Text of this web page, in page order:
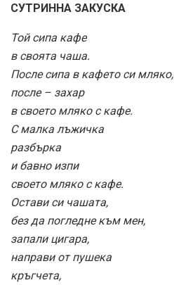
СУТРИННА ЗАКУСКА
Той сипа кафе
в своята чаша.
После сипа в кафето си мляко,
после – захар
в своето мляко с кафе.
С малка лъжичка
разбърка
и бавно изпи
своето мляко с кафе.
Остави си чашата,
без да погледне към мен,
запали цигара,
направи от пушека
кръгчета,